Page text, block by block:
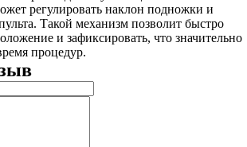
регулировать наклон подножки и
Такой механизм позволит быстро
и зафиксировать, что значительно
процедур.